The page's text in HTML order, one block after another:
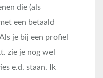
die (als
een betaald
je bij een profiel
zie je nog wel
e.d. staan. Ik